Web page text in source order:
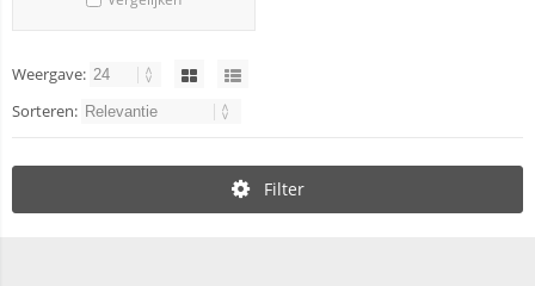
Weergave:
Sorteren:
Filter